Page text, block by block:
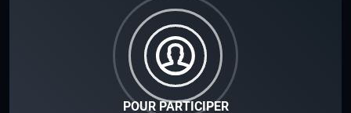
POUR PARTICIPER